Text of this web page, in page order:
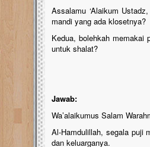
Assalamu ‘Alaikum
mandi yang ada klosetnya?
Kedua, bolehkah memakai
untuk shalat?
Jawab:
Wa’alaikumus Salam
Al-Hamdulillah, segala puji
dan keluarganya.